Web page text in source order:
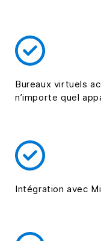
Bureaux virtuels
n’importe quel
Intégration avec